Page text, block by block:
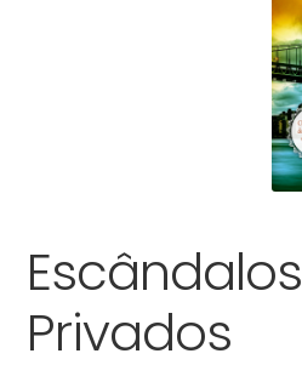
Escândalos
Privados